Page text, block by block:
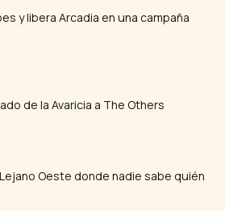
y libera Arcadia en una campaña
de la Avaricia a The Others
Oeste donde nadie sabe quién